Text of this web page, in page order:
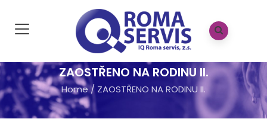
ZAOSTŘENO NA RODINU II.
Home/ ZAOSTŘENO NA RODINU II.